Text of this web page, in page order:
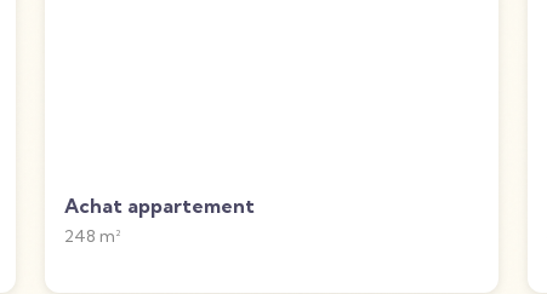
Achat appartement
248 m²